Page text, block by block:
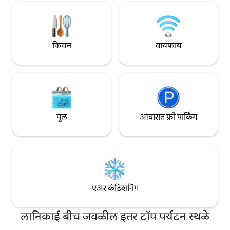
अनुभवासाठी सर्वोत्तम स्वच्छता कर्मचारी नियुक्त केले
आयुष्य कायमचे बदलू
किचन वायफाय
पूल आवारात फ्री पार्किंग
एअर कंडिशनिंग
लानिकाई बीच जवळील इतर टॉप पर्यटन स्थळे